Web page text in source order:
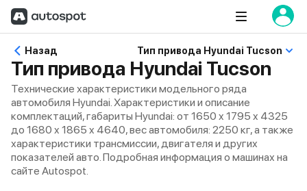
Назад Тип привода Hyundai Tucson
Тип привода Hyundai Tucson
Технические характеристики модельного ряда
автомобиля Hyundai. Характеристики и описание
комплектаций, габариты Hyundai: от 1650 x 1795 x 4325
до 1680 x 1865 x 4640, вес автомобиля: 2250 кг, а также
характеристики трансмиссии, двигателя и других
показателей авто. Подробная информация о машинах на
сайте Autospot.